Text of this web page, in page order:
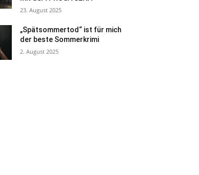
23. August 2025
„Spätsommertod“ ist für mich
der beste Sommerkrimi
2. August 2025